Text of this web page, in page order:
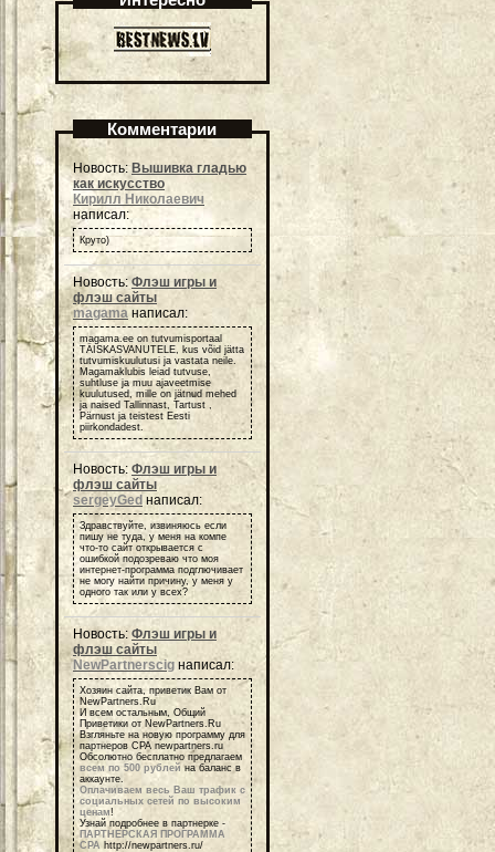
Комментарии
Новость:Вышивка гладью
как искусство
Кирилл Николаевич
написал:
Круто)
Новость:Флэш игры и
флэш сайты
magama написал:
magama.ee on tutvumisportaal
TÄISKASVANUTELE, kus võid jätta
tutvumiskuulutusi ja vastata neile.
Magamaklubis leiad tutvuse,
suhtluse ja muu ajaveetmise
kuulutused, mille on jätnud mehed
ja naised Tallinnast, Tartust ,
Pärnust ja teistest Eesti
piirkondadest.
Новость: Флэш игры и
флэш сайты
sergeyGed написал:
Здравствуйте, извиняюсь если
пишу не туда, у меня на компе
что-то сайт открывается с
ошибкой подозреваю что моя
интернет-программа подглючивает
не могу найти причину, у меня у
одного так или у всех?
Новость: Флэш игры и
флэш сайты
NewPartnerscig написал:
Хозяин сайта, приветик Вам от
NewPartners.Ru
И всем остальным, Общий
Приветики от NewPartners.Ru
Взгляньте на новую программу для
партнеров СРА newpartners.ru
Обсолютно бесплатно предлагаем
всем по 500 рублей на баланс в
аккаунте.
Оплачиваем весь Ваш трафик с
социальных сетей по высоким
ценам!
Узнай подробнее в партнерке -
ПАРТНЕРСКАЯ ПРОГРАММА
СРА http://newpartners.ru/